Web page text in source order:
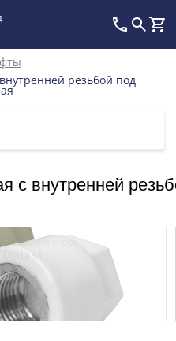
резьбой под
с внутренней